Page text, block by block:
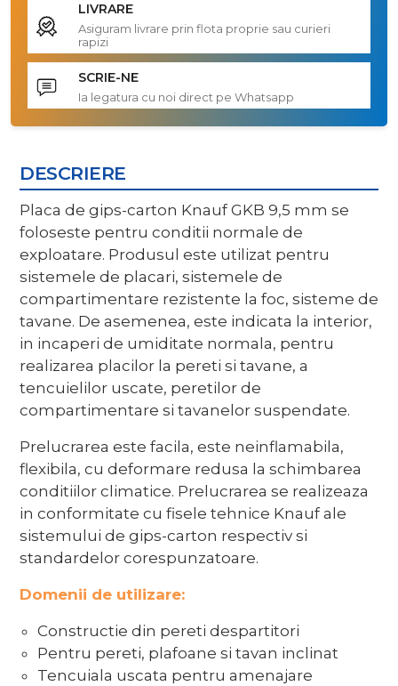
LIVRARE
Asiguram livrare prin flota proprie sau curieri
rapizi
SCRIE-NE
Ia legatura cu noi direct pe Whatsapp
DESCRIERE
Placa de gips-carton Knauf GKB 9,5 mm se
foloseste pentru conditii normale de
exploatare. Produsul este utilizat pentru
sistemele de placari, sistemele de
compartimentare rezistente la foc, sisteme de
tavane. De asemenea, este indicata la interior,
in incaperi de umiditate normala, pentru
realizarea placilor la pereti si tavane, a
tencuielilor uscate, peretilor de
compartimentare si tavanelor suspendate.
Prelucrarea este facila, este neinflamabila,
flexibila, cu deformare redusa la schimbarea
conditiilor climatice. Prelucrarea se realizeaza
in conformitate cu fisele tehnice Knauf ale
sistemului de gips-carton respectiv si
standardelor corespunzatoare.
Domenii de utilizare:
Constructie din pereti despartitori
Pentru pereti, plafoane si tavan inclinat
Tencuiala uscata pentru amenajare